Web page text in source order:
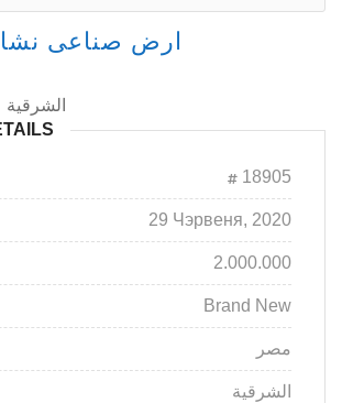
ارض صناعى
الشرقية
18905
29 Чэрвеня, 2020
2.000.000
Brand New
مصر
الشرقية